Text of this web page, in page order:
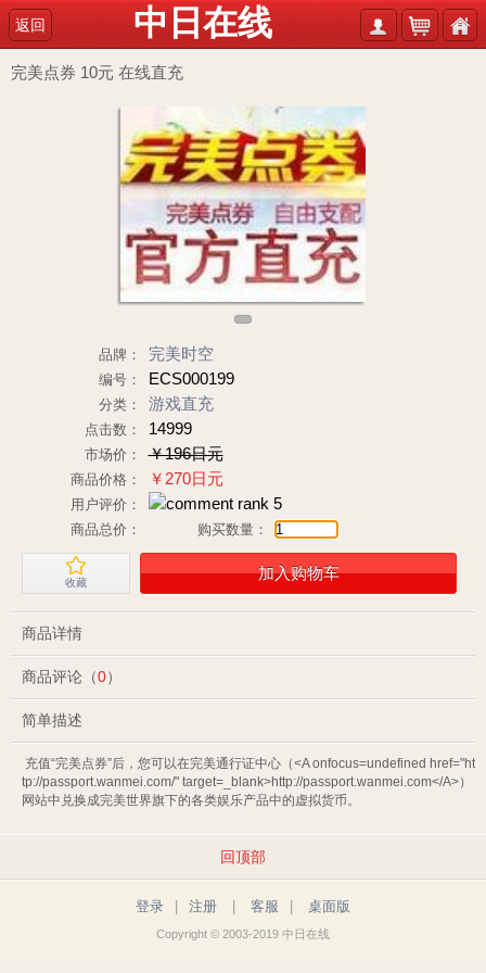
返回 中日在线
完美点券 10元 在线直充
品牌： 完美时空
编号： ECS000199
分类： 游戏直充
点击数： 14999
市场价： ￥196日元
商品价格： ￥270日元
用户评价：
商品总价：
购买数量：
收藏
加入购物车
商品详情
商品评论（0）
简单描述
tp://passport.wanmei.com/" target=_blank>http://passport.wanmei.com</A>）
网站中兑换成完美世界旗下的各类娱乐产品中的虚拟货币。
回顶部
登录 注册 客服 桌面版
Copyright © 2003-2019 中日在线